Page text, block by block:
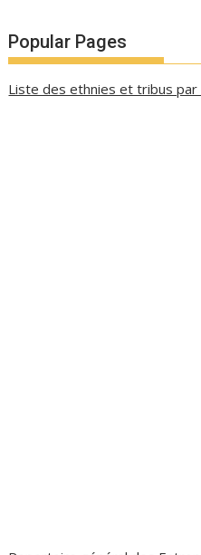
Popular Pages
Liste des ethnies et tribus